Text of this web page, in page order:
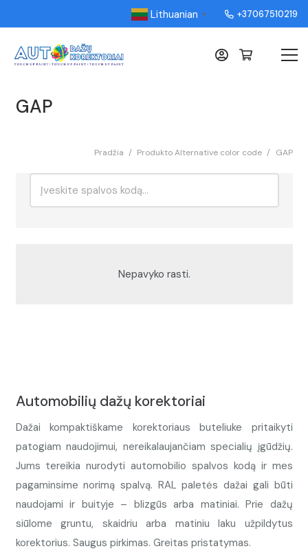
Lithuanian ▼ +37067510219
GAP
Pradžia / Produkto Alternative color code / GAP
Nepavyko rasti.
Automobilių dažų korektoriai
Dažai kompaktiškame korektoriaus buteliuke pritaikyti
patogiam naudojimui, nereikalaujančiam specialių įgūdžių.
Jums tereikia nurodyti automobilio spalvos kodą ir mes
pagaminsime norimą spalvą. RAL paletės dažai gali būti
naudojami ir buityje – blizgūs arba matiniai. Prie dažų
siūlome gruntu, skaidriu arba matiniu laku užpildytus
korektorius. Saugus pirkimas. Greitas pristatymas.